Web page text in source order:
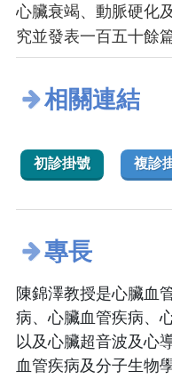
心臟衰竭、動脈硬化
究並發表一百五十餘
相關連結
初診掛號 複診
專長
陳錦澤教授是心臟血
病、心臟血管疾病、
以及心臟超音波及心
血管疾病及分子生物